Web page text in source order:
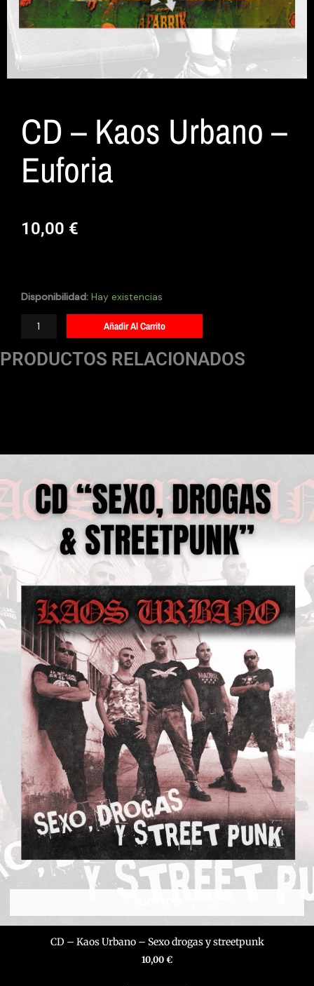
CD – Kaos Urbano –
Euforia
10,00 €
Disponibilidad: Hay existencias
Kaos
cantidad
Añadir Al Carrito
PRODUCTOS RELACIONADOS
CD – Kaos Urbano – Sexo drogas y streetpunk
10,00 €